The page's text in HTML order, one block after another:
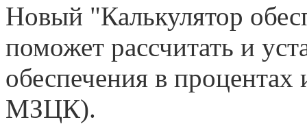
Новый "Калькулятор
поможет рассчитать и
обеспечения в
МЗЦК).